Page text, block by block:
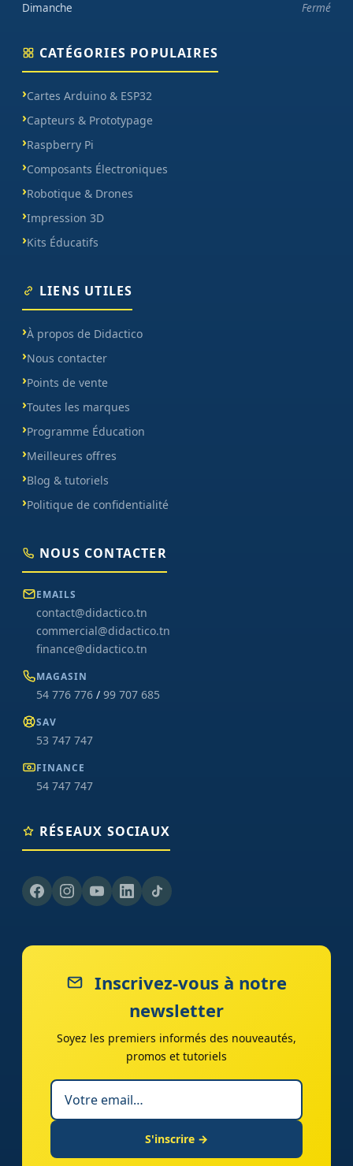
Dimanche
Fermé
CATÉGORIES POPULAIRES
Cartes Arduino & ESP32
Capteurs & Prototypage
Raspberry Pi
Composants Électroniques
Robotique & Drones
Impression 3D
Kits Éducatifs
LIENS UTILES
À propos de Didactico
Nous contacter
Points de vente
Toutes les marques
Programme Éducation
Meilleures offres
Blog & tutoriels
Politique de confidentialité
NOUS CONTACTER
EMAILS
contact@didactico.tn
commercial@didactico.tn
finance@didactico.tn
MAGASIN
54 776 776 / 99 707 685
SAV
53 747 747
FINANCE
54 747 747
RÉSEAUX SOCIAUX
Inscrivez-vous à notre
newsletter
Soyez les premiers informés des nouveautés,
promos et tutoriels
S'inscrire →